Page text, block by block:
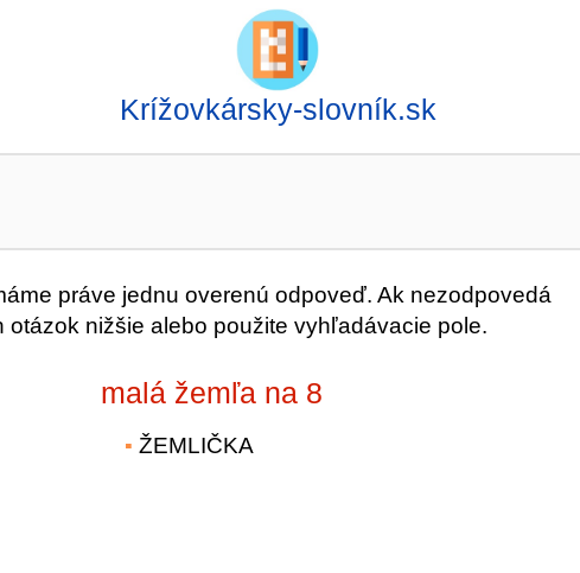
Krížovkársky-slovník.sk
práve jednu overenú odpoveď. Ak nezodpovedá
nižšie alebo použite vyhľadávacie pole.
malá žemľa na 8
ŽEMLIČKA